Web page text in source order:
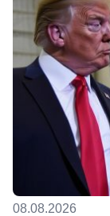
08.08.2026